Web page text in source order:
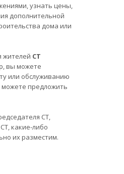
узнать цены,
дополнительной
дома или
жителей СТ
вы можете
или обслуживанию
можете предложить
СТ,
какие-либо
их разместим.